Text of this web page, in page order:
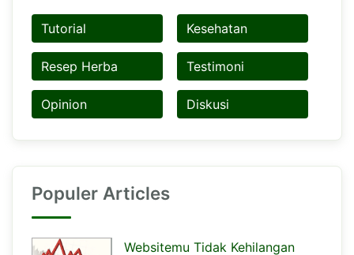
Tutorial Kesehatan
Resep Herba Testimoni
Opinion Diskusi
Populer Articles
Websitemu Tidak Kehilangan